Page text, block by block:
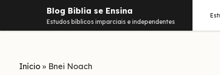
Blog Biblia se Ensina
Estudos bíblicos imparciais e independentes
Início » Bnei Noach